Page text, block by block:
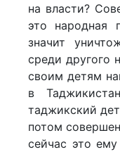
на власти?
это народная
значит
среди другого
своим детям
в
таджикский
потом
сейчас это